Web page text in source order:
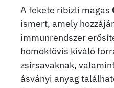
A fekete ribizli magas
ismert, amely
immunrendszer
homoktövis kiváló
zsírsavaknak,
ásványi anyag